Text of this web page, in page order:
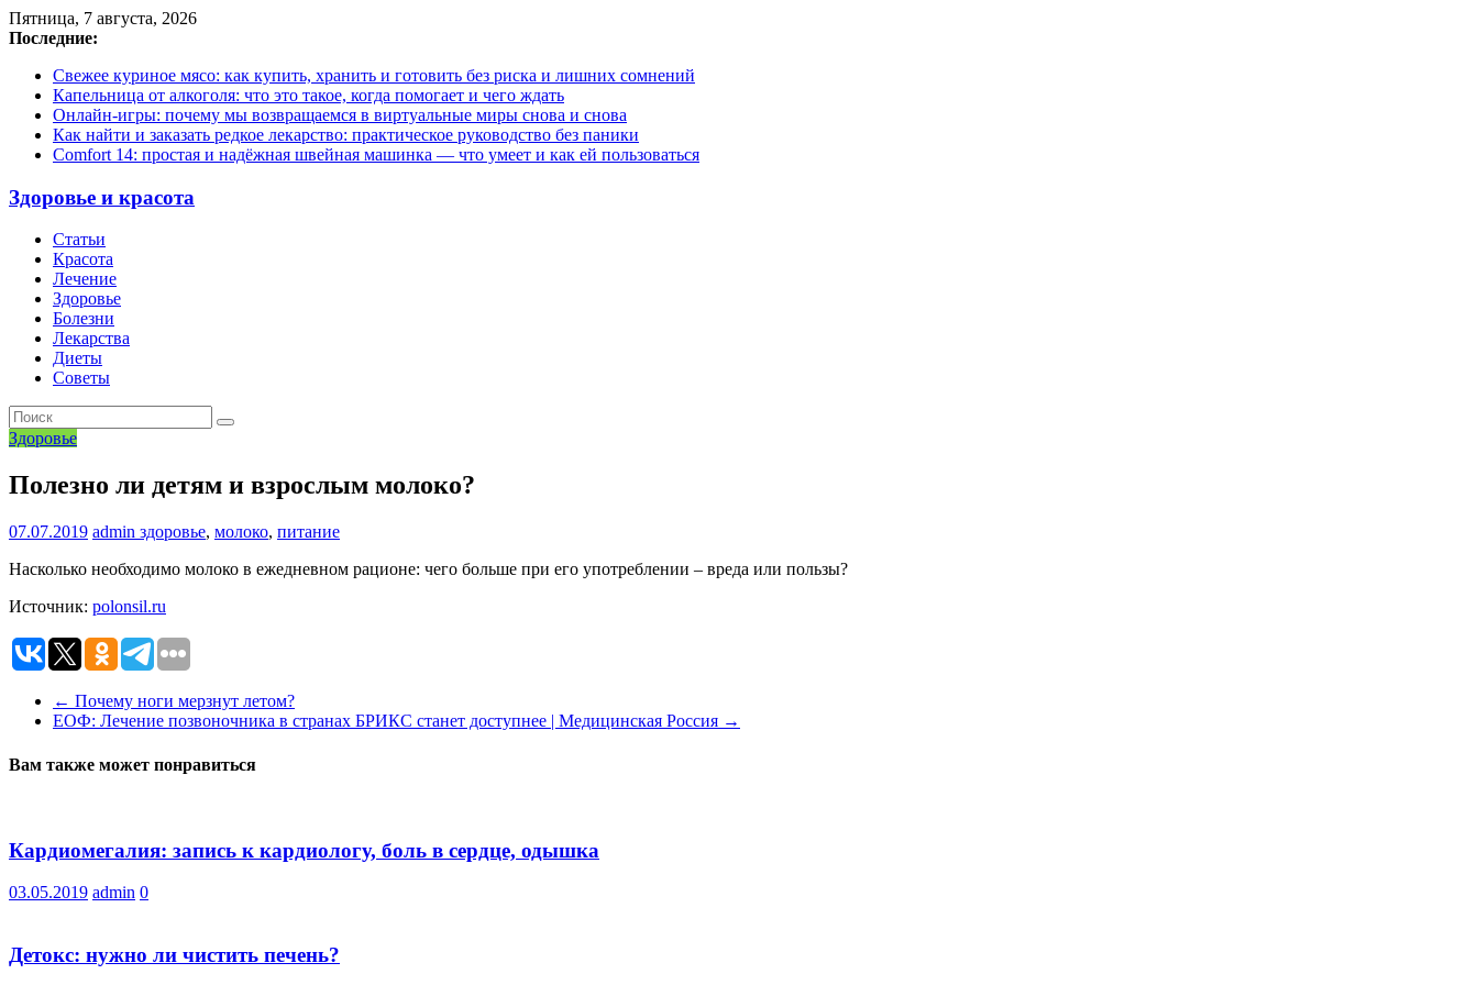
Пятница, 7 августа, 2026
Последние:
Свежее куриное мясо: как купить, хранить и готовить без риска и лишних сомнений
Капельница от алкоголя: что это такое, когда помогает и чего ждать
Онлайн-игры: почему мы возвращаемся в виртуальные миры снова и снова
Как найти и заказать редкое лекарство: практическое руководство без паники
Comfort 14: простая и надёжная швейная машинка — что умеет и как ей пользоваться
Здоровье и красота
Статьи
Красота
Лечение
Здоровье
Болезни
Лекарства
Диеты
Советы
Здоровье
Полезно ли детям и взрослым молоко?
07.07.2019 admin здоровье, молоко, питание
Насколько необходимо молоко в ежедневном рационе: чего больше при его употреблении – вреда или пользы?
Источник: polonsil.ru
← Почему ноги мерзнут летом?
ЕОФ: Лечение позвоночника в странах БРИКС станет доступнее | Медицинская Россия →
Вам также может понравиться
Кардиомегалия: запись к кардиологу, боль в сердце, одышка
03.05.2019 admin 0
Детокс: нужно ли чистить печень?